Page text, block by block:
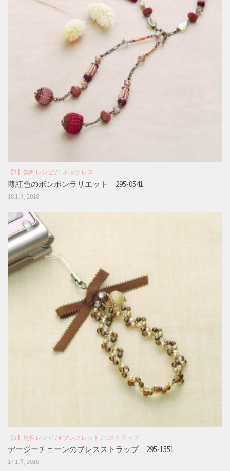
【3】無料レシピ / 1.ネックレス
薄紅色のボンボンラリエット 295-0541
18 1月, 2018
【3】無料レシピ /4.ブレスレット /7.ストラップ
デージーチェーンのブレスストラップ 295-1551
17 1月, 2018